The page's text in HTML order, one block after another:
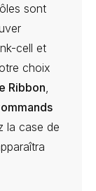
sont
cell et
choix
Ribbon
la case de